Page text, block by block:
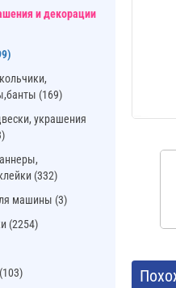
и декорации
(169)
украшения
(332)
машины (3)
(2254)